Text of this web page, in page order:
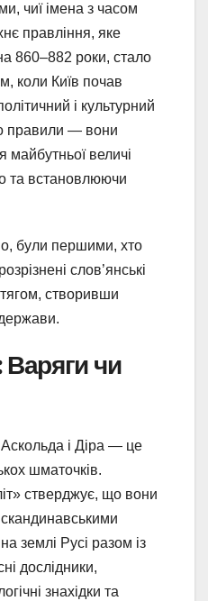
чиї імена з часом
правління, яке
860–882 роки, стало
коли Київ почав
і культурний
правили — вони
майбутньої величі
та встановлюючи
були першими, хто
слов’янські
створивши
чи
і Діра — це
шматочків.
стверджує, що вони
землі Русі разом із
дослідники,
знахідки та